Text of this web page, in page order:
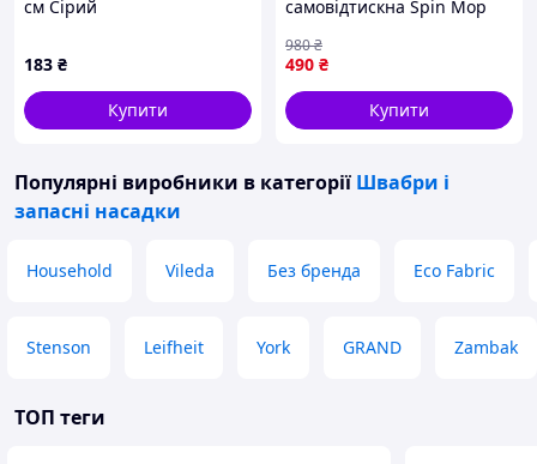
см Сірий
183 ₴
Купити
самовідтискна Spin Mop
будинку стрічка з
мікрофіброю
490 ₴
980₴
Купити
Популярні виробники в категорії Швабри і
запасні насадки
Household Vileda Без бренда Eco Fabric
Stenson Leifheit York GRAND Zambak
ТОП теги